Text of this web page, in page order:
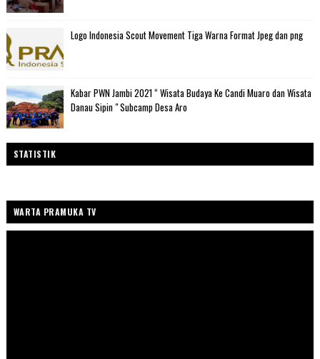
Logo Indonesia Scout Movement Tiga Warna Format Jpeg dan png
Kabar PWN Jambi 2021 “ Wisata Budaya Ke Candi Muaro dan Wisata
Danau Sipin " Subcamp Desa Aro
STATISTIK
WARTA PRAMUKA TV